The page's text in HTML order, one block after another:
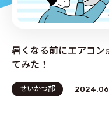
暑くなる前にエアコン
てみた！
せいかつ部